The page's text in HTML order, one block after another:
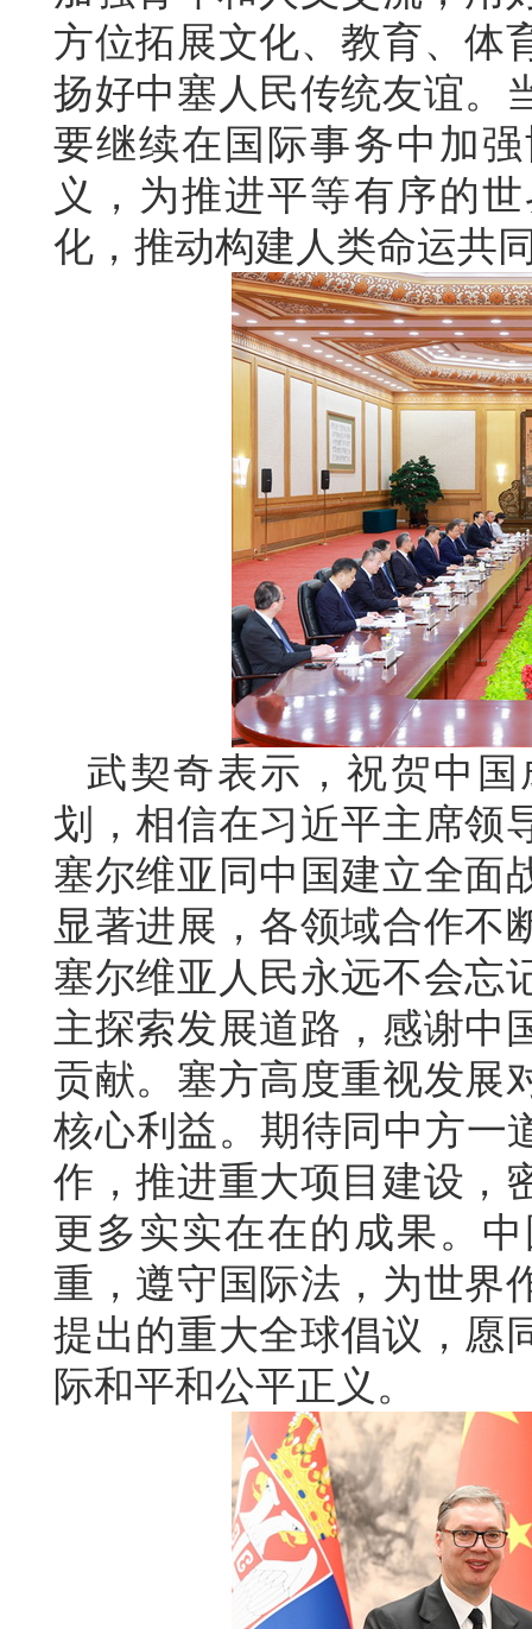
方位拓展文化、教育、体
扬好中塞人民传统友谊。
要继续在国际事务中加
义，为推进平等有序的
化，推动构建人类命运共
武契奇表示，祝贺中
划，相信在习近平主席领
塞尔维亚同中国建立全面
显著进展，各领域合作不
塞尔维亚人民永远不会忘
主探索发展道路，感谢中
贡献。塞方高度重视发展
核心利益。期待同中方一
作，推进重大项目建设，
更多实实在在的成果。
重，遵守国际法，为世界
提出的重大全球倡议，愿
际和平和公平正义。